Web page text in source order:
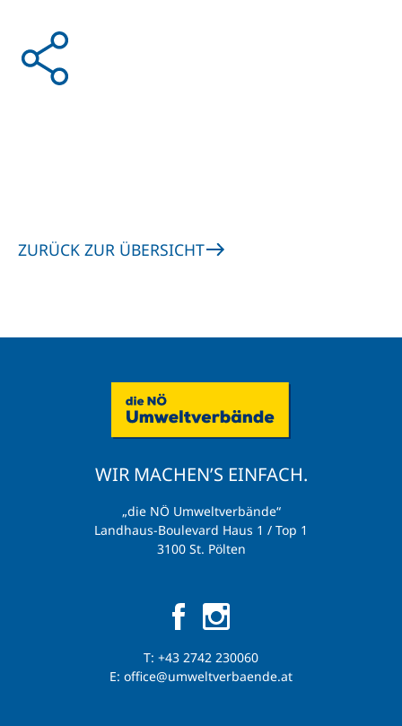
ZURÜCK ZUR ÜBERSICHT
WIR MACHEN’S EINFACH.
„die NÖ Umweltverbände“
Landhaus-Boulevard Haus 1 / Top 1
3100 St. Pölten
T: +43 2742 230060
E: office@umweltverbaende.at